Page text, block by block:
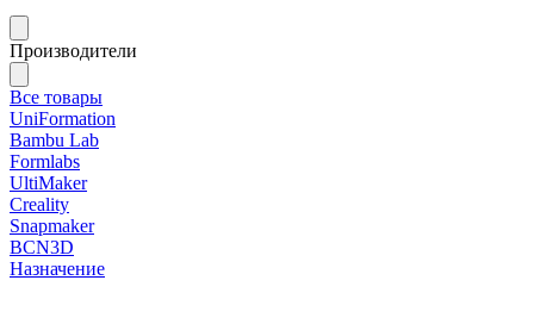
Производители
Все товары
UniFormation
Bambu Lab
Formlabs
UltiMaker
Creality
Snapmaker
BCN3D
Назначение